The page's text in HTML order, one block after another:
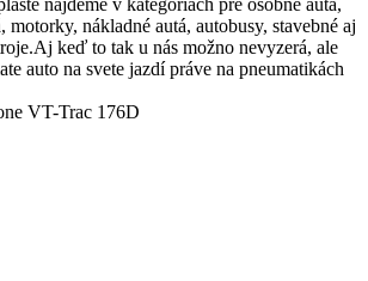
motorky, nákladné autá, autobusy, stavebné aj
keď to tak u nás možno nevyzerá, ale
auto na svete jazdí práve na pneumatikách
VT-Trac 176D